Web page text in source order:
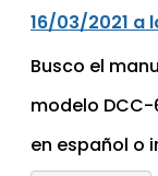
16/03/2021 a
Busco el
modelo DCC-
en español o